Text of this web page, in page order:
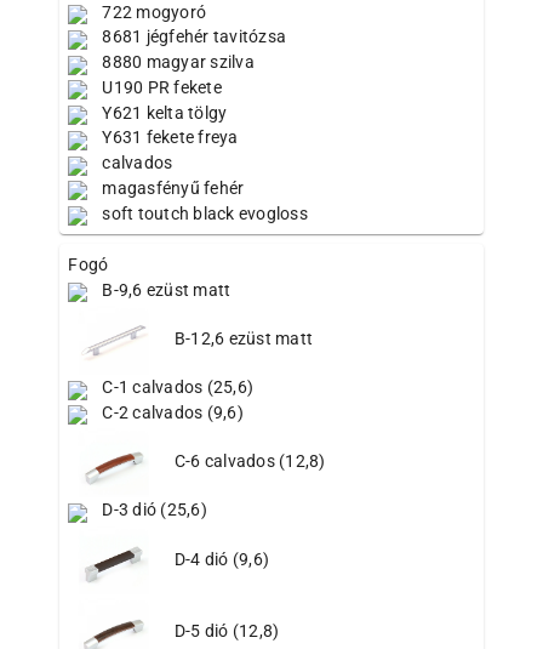
722 mogyoró
8681 jégfehér tavitózsa
8880 magyar szilva
U190 PR fekete
Y621 kelta tölgy
Y631 fekete freya
calvados
magasfényű fehér
soft toutch black evogloss
Fogó
B-9,6 ezüst matt
B-12,6 ezüst matt
C-1 calvados (25,6)
C-2 calvados (9,6)
C-6 calvados (12,8)
D-3 dió (25,6)
D-4 dió (9,6)
D-5 dió (12,8)